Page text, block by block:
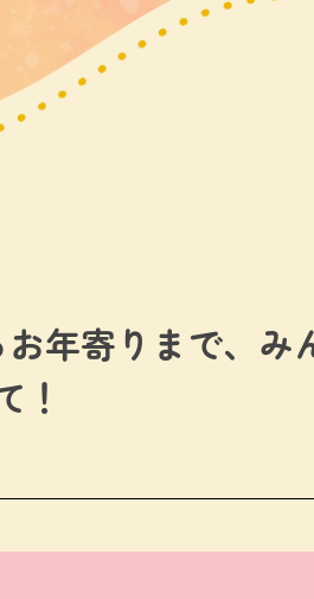
年寄りまで、み
！